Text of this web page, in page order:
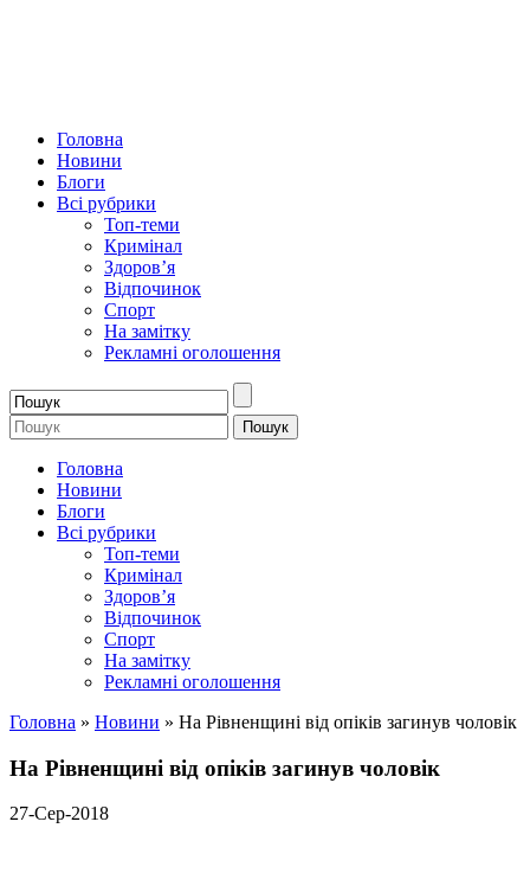
Головна
Новини
Блоги
Всі рубрики
Топ-теми
Кримінал
Здоров’я
Відпочинок
Спорт
На замітку
Рекламні оголошення
Головна
Новини
Блоги
Всі рубрики
Топ-теми
Кримінал
Здоров’я
Відпочинок
Спорт
На замітку
Рекламні оголошення
Головна » Новини » На Рівненщині від опіків загинув чоловік
На Рівненщині від опіків загинув чоловік
27-Сер-2018